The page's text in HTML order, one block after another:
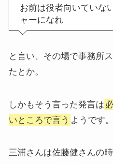
お前は役者向いていな
ャーになれ
と言い、その場で事務所
たとか。
しかもそう言った発言は
いところで言う ようです。
三浦さんは佐藤健さんの